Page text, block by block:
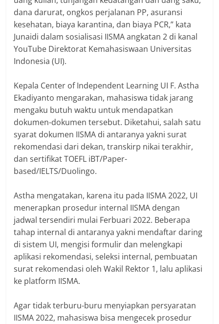
dana darurat, ongkos perjalanan PP, asuransi
kesehatan, biaya karantina, dan biaya PCR,” kata
Junaidi dalam sosialisasi IISMA angkatan 2 di kanal
YouTube Direktorat Kemahasiswaan Universitas
Indonesia (UI).
Kepala Center of Independent Learning UI F. Astha
Ekadiyanto mengarakan, mahasiswa tidak jarang
mengaku butuh waktu untuk mendapatkan
dokumen-dokumen tersebut. Diketahui, salah satu
syarat dokumen IISMA di antaranya yakni surat
rekomendasi dari dekan, transkirp nikai terakhir,
dan sertifikat TOEFL iBT/Paper-
based/IELTS/Duolingo.
Astha mengatakan, karena itu pada IISMA 2022, UI
menerapkan prosedur internal IISMA dengan
jadwal tersendiri mulai Ferbuari 2022. Beberapa
tahap internal di antaranya yakni mendaftar daring
di sistem UI, mengisi formulir dan melengkapi
aplikasi rekomendasi, seleksi internal, pembuatan
surat rekomendasi oleh Wakil Rektor 1, lalu aplikasi
ke platform IISMA.
Agar tidak terburu-buru menyiapkan persyaratan
IISMA 2022, mahasiswa bisa mengecek prosedur